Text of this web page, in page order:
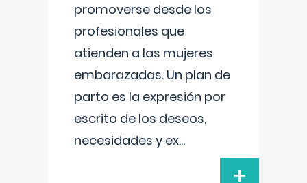
promoverse desde los
profesionales que
atienden a las mujeres
embarazadas. Un plan de
parto es la expresión por
escrito de los deseos,
necesidades y ex...
+